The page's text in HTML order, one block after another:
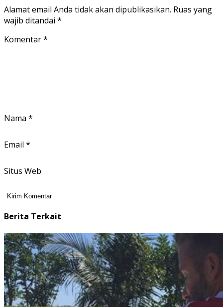
Alamat email Anda tidak akan dipublikasikan. Ruas yang
wajib ditandai *
Komentar*
Nama *
Email *
Situs Web
Berita Terkait